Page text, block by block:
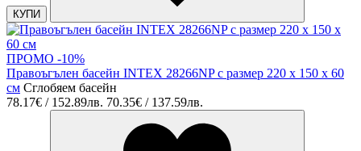
КУПИ
ПРОМО -10%
Правоъгълен басейн INTEX 28266NP с размер 220 x 150 x 60
см Сглобяем басейн
78.17€ / 152.89лв. 70.35€ / 137.59лв.